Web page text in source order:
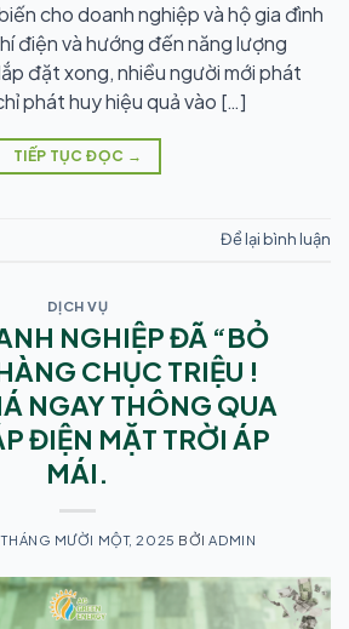
cho doanh nghiệp và hộ gia đình
điện và hướng đến năng lượng
đặt xong, nhiều người mới phát
phát huy hiệu quả vào […]
TIẾP TỤC ĐỌC →
Để lại bình luận
DỊCH VỤ
NGHIỆP ĐÃ “BỎ
CHỤC TRIỆU !
NGAY THÔNG QUA
ĐIỆN MẶT TRỜI ÁP
MÁI.
MƯỜI MỘT, 2025 BỞI ADMIN